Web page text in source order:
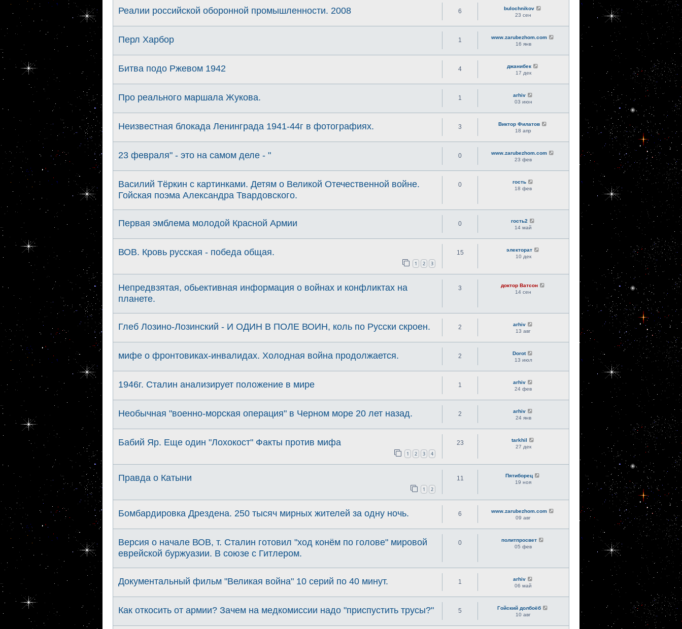
Реалии российской оборонной промышленности. 2008 6
bulochnikov
23 сен
Перл Харбор 1
www.zarubezhom.com
16 янв
Битва подо Ржевом 1942 4
джанибек
17 дек
Про реального маршала Жукова. 1
arhiv
03 июн
Неизвестная блокада Ленинграда 1941-44г в фотографиях. 3
Виктор Филатов
18 апр
23 февраля" - это на самом деле - " 0
www.zarubezhom.com
23 фев
Василий Тёркин с картинками. Детям о Великой Отечественной войне.
Гойская поэма Александра Твардовского.
0
гость
18 фев
Первая эмблема молодой Красной Армии 0
гость2
14 май
ВОВ. Кровь русская - победа общая.
1 2 3
15
электорат
10 дек
Непредвзятая, обьективная информация о войнах и конфликтах на
планете.
3
доктор Ватсон
14 сен
Глеб Лозино-Лозинский - И ОДИН В ПОЛЕ ВОИН, коль по Русски скроен. 2
arhiv
13 авг
мифе о фронтовиках-инвалидах. Холодная война продолжается. 2
Dorot
13 июл
1946г. Сталин анализирует положение в мире 1
arhiv
24 фев
Необычная "военно-морская операция" в Черном море 20 лет назад. 2
arhiv
24 янв
Бабий Яр. Еще один "Лохокост" Факты против мифа
1 2 3 4
23
tarkhil
27 дек
Правда о Катыни
1 2
11
Пятиборец
19 ноя
Бомбардировка Дрездена. 250 тысяч мирных жителей за одну ночь. 6
www.zarubezhom.com
09 авг
Версия о начале ВОВ, т. Сталин готовил "ход конём по голове" мировой
еврейской буржуазии. В союзе с Гитлером.
0
политпросвет
05 фев
Документальный фильм "Великая война" 10 серий по 40 минут. 1
arhiv
06 май
Как откосить от армии? Зачем на медкомиссии надо "приспустить трусы?" 5
Гойский долбоёб
10 авг